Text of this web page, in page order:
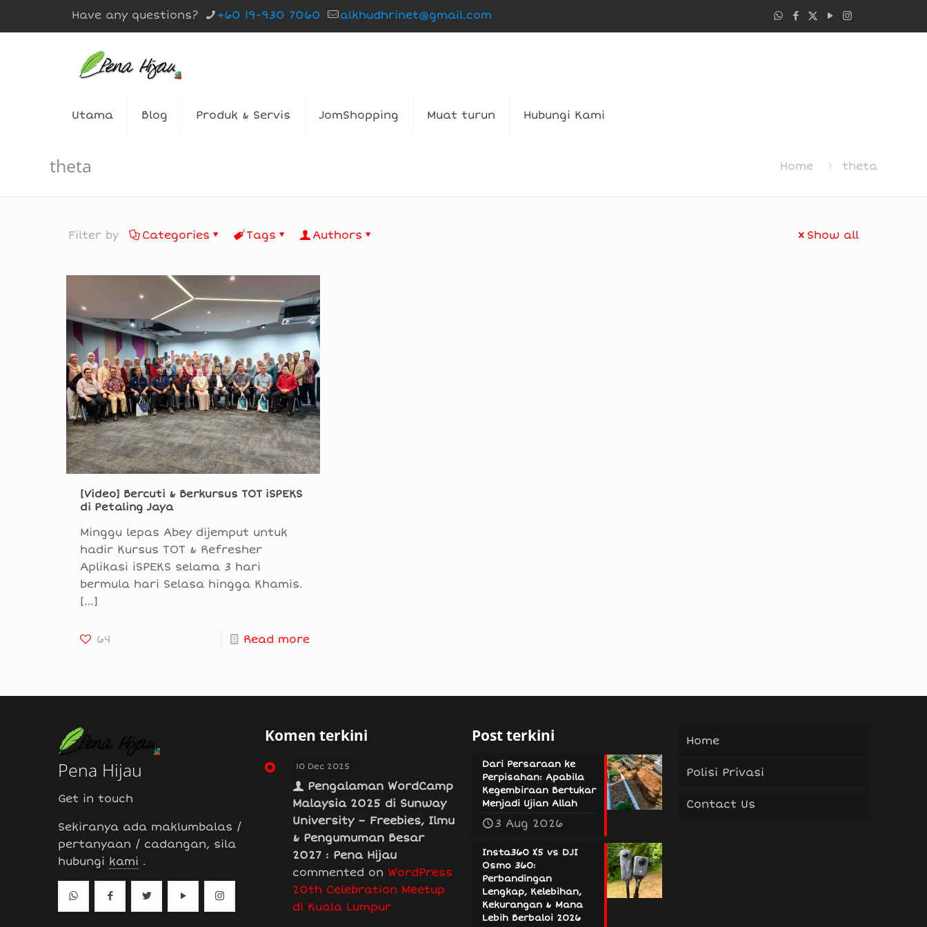
Have any questions? +60 19-930 7060 alkhudhrinet@gmail.com
Utama Blog Produk & Servis JomShopping Muat turun Hubungi Kami
theta Home theta
Filter by Categories Tags Authors Show all
[Video] Bercuti & Berkursus TOT iSPEKS
di Petaling Jaya
Minggu lepas Abey dijemput untuk
hadir Kursus TOT & Refresher
Aplikasi iSPEKS selama 3 hari
bermula hari Selasa hingga Khamis.
[…]
64 Read more
Pena Hijau
Get in touch
Sekiranya ada maklumbalas /
pertanyaan / cadangan, sila
hubungi kami .
Komen terkini
10 Dec 2025
Pengalaman WordCamp
Malaysia 2025 di Sunway
University – Freebies, Ilmu
& Pengumuman Besar
2027 : Pena Hijau
commented on WordPress
20th Celebration Meetup
di Kuala Lumpur
Post terkini
Dari Persaraan ke
Perpisahan: Apabila
Kegembiraan Bertukar
Menjadi Ujian Allah
3 Aug 2026
Insta360 X5 vs DJI
Osmo 360:
Perbandingan
Lengkap, Kelebihan,
Kekurangan & Mana
Lebih Berbaloi 2026
Home
Polisi Privasi
Contact Us